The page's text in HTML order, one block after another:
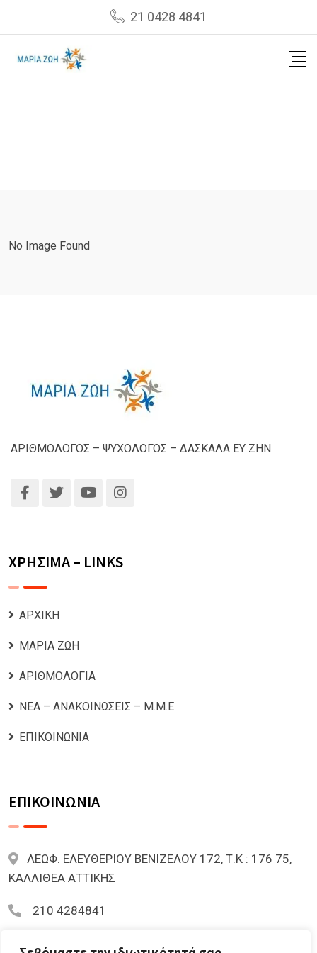
21 0428 4841
No Image Found
ΑΡΙΘΜΟΛΟΓΟΣ – ΨΥΧΟΛΟΓΟΣ – ΔΑΣΚΑΛΑ ΕΥ ΖΗΝ
ΧΡΗΣΙΜΑ – LINKS
ΑΡΧΙΚΗ
ΜΑΡΙΑ ΖΩΗ
ΑΡΙΘΜΟΛΟΓΙΑ
ΝΕΑ – ΑΝΑΚΟΙΝΩΣΕΙΣ – Μ.Μ.Ε
ΕΠΙΚΟΙΝΩΝΙΑ
ΕΠΙΚΟΙΝΩΝΙΑ
ΛΕΩΦ. ΕΛΕΥΘΕΡΙΟΥ ΒΕΝΙΖΕΛΟΥ 172, Τ.Κ : 176 75,
ΚΑΛΛΙΘΕΑ ΑΤΤΙΚΗΣ
210 4284841
mariazoi.powernumbers@gmail.com